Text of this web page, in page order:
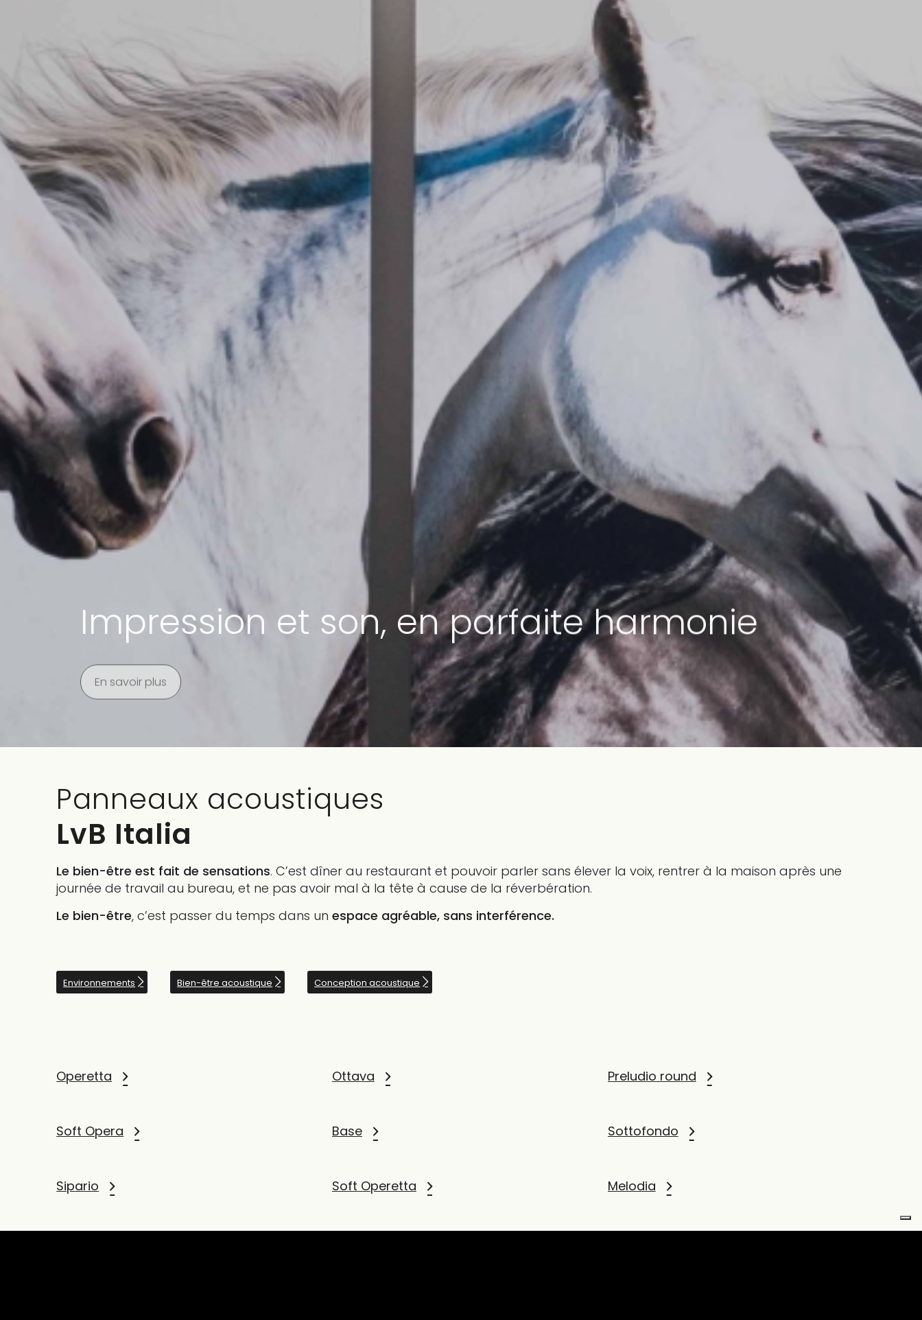
Impression et son, en parfaite harmonie
En savoir plus
Panneaux acoustiques
LvB Italia
Le bien-être est fait de sensations. C’est dîner au restaurant et pouvoir parler sans élever la voix, rentrer à la maison après une
journée de travail au bureau, et ne pas avoir mal à la tête à cause de la réverbération.
Le bien-être, c’est passer du temps dans unespace agréable, sans interférence.
Environnements Bien-être acoustique Conception acoustique
Operetta Ottava Preludio round
Soft Opera Base Sottofondo
Sipario Soft Operetta Melodia